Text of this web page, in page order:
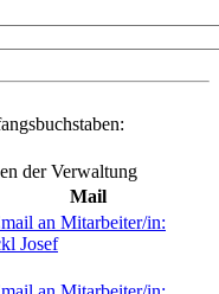
der Verwaltung
Mail